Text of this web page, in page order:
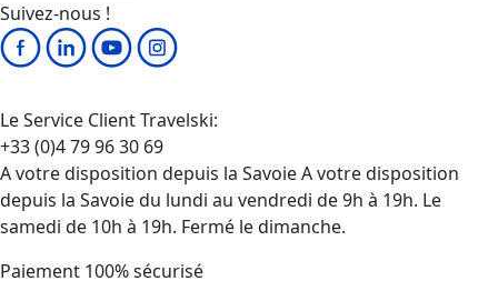
Le Service Client Travelski:
A votre disposition depuis la Savoie A votre disposition
depuis la Savoie du lundi au vendredi de 9h à 19h. Le
samedi de 10h à 19h. Fermé le dimanche.
Paiement 100% sécurisé